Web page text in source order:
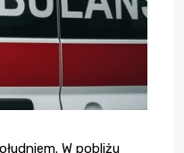
W pobliżu